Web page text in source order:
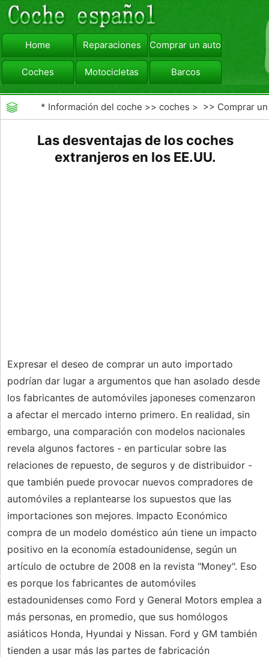
Home Reparaciones Comprar un automóvil
Coches Motocicletas Barcos
viajar Camiones
* Información del coche >>coches > >> Comprar un
Las desventajas de los coches
extranjeros en los EE.UU.
Expresar el deseo de comprar un auto importado
podrían dar lugar a argumentos que han asolado desde
los fabricantes de automóviles japoneses comenzaron
a afectar el mercado interno primero. En realidad, sin
embargo, una comparación con modelos nacionales
revela algunos factores - en particular sobre las
relaciones de repuesto, de seguros y de distribuidor -
que también puede provocar nuevos compradores de
automóviles a replantearse los supuestos que las
importaciones son mejores. Impacto Económico
compra de un modelo doméstico aún tiene un impacto
positivo en la economía estadounidense, según un
artículo de octubre de 2008 en la revista "Money". Eso
es porque los fabricantes de automóviles
estadounidenses como Ford y General Motors emplea a
más personas, en promedio, que sus homólogos
asiáticos Honda, Hyundai y Nissan. Ford y GM también
tienden a usar más las partes de fabricación